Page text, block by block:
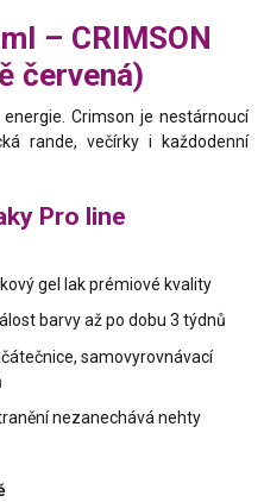
– CRIMSON
červená)
Crimson je nestárnoucí
rande, večírky i každodenní
Pro line
gel lak prémiové kvality
barvy až po dobu 3 týdnů
samovyrovnávací
nezanechává nehty